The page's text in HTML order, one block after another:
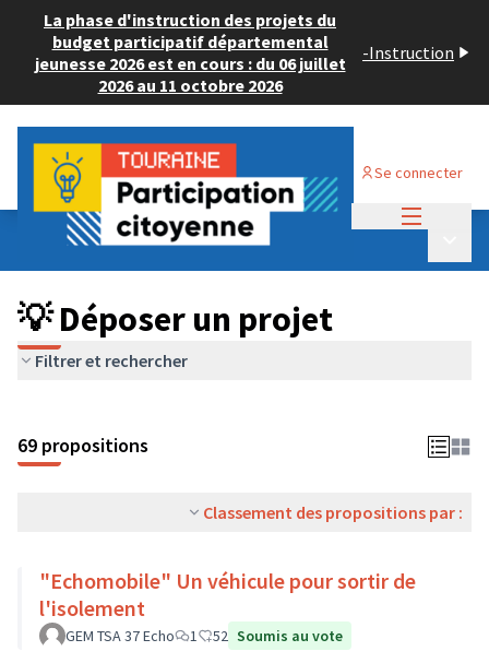
La phase d'instruction des projets du
budget participatif départemental
jeunesse 2026 est en cours : du 06 juillet
2026 au 11 octobre 2026
-Instruction
Se connecter
Budget Participatif ADULTE 2024
💡 Déposer un projet
💡 Déposer un projet
Filtrer et rechercher
69 propositions
Classement des propositions par :
"Echomobile" Un véhicule pour sortir de
l'isolement
GEM TSA 37 Echo 1 52 Soumis au vote